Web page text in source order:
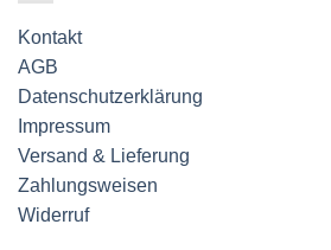
Kontakt
AGB
Datenschutzerklärung
Impressum
Versand & Lieferung
Zahlungsweisen
Widerruf